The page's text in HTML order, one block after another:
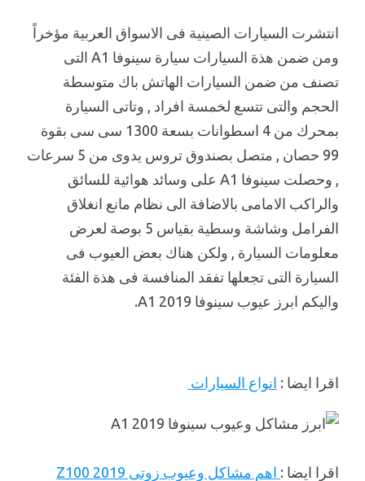
انتشرت السيارات الصينية فى الاسواق العربية مؤخراً
ومن ضمن هذة السيارات سيارة سينوفا A1 التى
تصنف من ضمن السيارات الهاتش باك متوسطة
الحجم والتى تتسع لخمسة افراد , وتاتى السيارة
بمحرك من 4 اسطوانات بسعة 1300 سى سى بقوة
99 حصان , متصل بصندوق تروس يدوى من 5 سرعات
, وحصلت سينوفا A1 على وسائد هوائية للسائق
والراكب الامامى بالاضافة الى نظام مانع انغلاق
الفرامل وشاشة وسطية بقياس 5 بوصة لعرض
معلومات السيارة , ولكن هناك بعض العيوب فى
السيارة التى تجعلها تفقد المنافسة فى هذة الفئة
واليكم ابرز عيوب سينوفا A1 2019.
اقرا ايضا : انواع السيارات
اقرا ايضا : اهم مشاكل وعيوب زوتى Z100 2019